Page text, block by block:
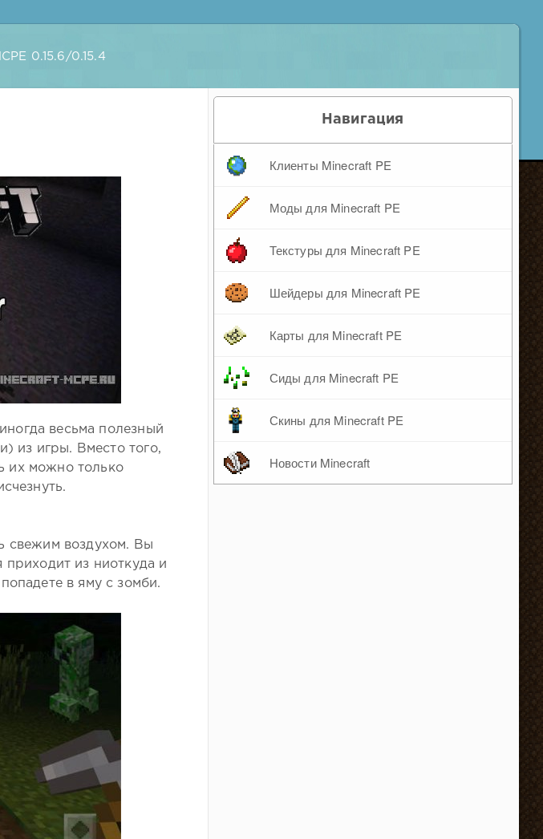
0.15.6/0.15.4
весьма полезный
из игры. Вместо того,
их можно только
свежим воздухом. Вы
приходит из ниоткуда и
в яму с зомби.
Навигация
Клиенты Minecraft PE
Моды для Minecraft PE
Текстуры для Minecraft PE
Шейдеры для Minecraft PE
Карты для Minecraft PE
Сиды для Minecraft PE
Скины для Minecraft PE
Новости Minecraft